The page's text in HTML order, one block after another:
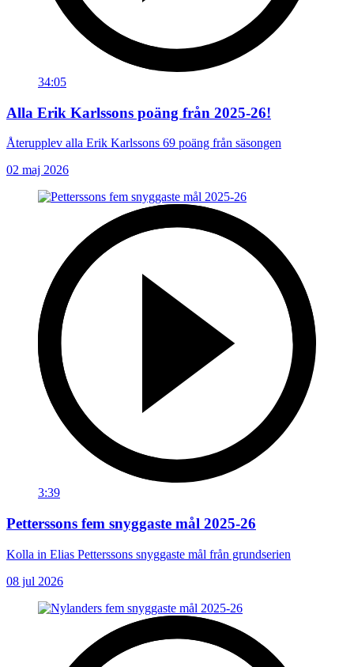
34:05
Alla Erik Karlssons poäng från 2025-26!
Återupplev alla Erik Karlssons 69 poäng från säsongen
02 maj 2026
3:39
Petterssons fem snyggaste mål 2025-26
Kolla in Elias Petterssons snyggaste mål från grundserien
08 jul 2026